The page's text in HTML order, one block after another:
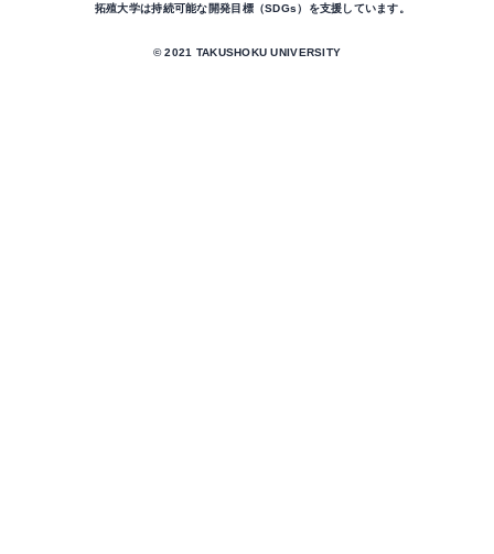
拓殖大学は持続可能な開発目標（SDGs）を支援しています。
© 2021 TAKUSHOKU UNIVERSITY